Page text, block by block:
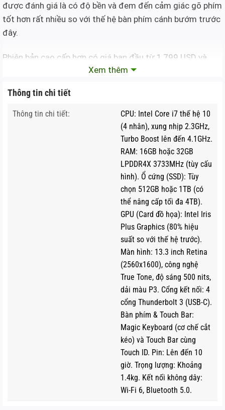
được đánh giá là có độ bền và đem đến cảm giác gõ phím
tốt hơn rất nhiều so với thế hệ bàn phím cánh bướm trước
đây.
Phiên bản cao cấp hơn có giá ban đầu từ 1,799 USD và
được trang bị những bộ xử lý Core i5 và Core i7 thế hệ 10
mới nhất, ổ cứng SSD 512GB, 4 cổng Thunderbolt 3 với
16GB RAM LPDDR4X bus 3.733 MHz, tùy chọn tối đa lên
Người sử dụng có thể nâng cấp thêm cấu hình cho cả 2
phiên bản MacBook Pro 13 inch 2020 tuy vậy Apple cũng
sẽ có một số giới hạn. Điển hình như, bạn không thể bổ
sung bộ nhớ nhanh hơn so phiên bản thấp cấp.
Trong khi đó, khách hàng có thể nâng cấp tối đa cho biến
thể cao cấp MacBook Pro 13 inch cùng bộ xử lý Intel Core
i7 thế hệ 10 xung nhịp 2.3GHz, 32GB RAM LPDDR4X kết
hợp ổ cứng SSD có dung lượng lên tới 4TB.
Xem thêm
Thông tin chi tiết
Thông tin chi tiết:
CPU: Intel Core i7 thế hệ 10
(4 nhân), xung nhịp 2.3GHz,
Turbo Boost lên đến 4.1GHz.
RAM: 16GB hoặc 32GB
LPDDR4X 3733MHz (tùy cấu
hình). Ổ cứng (SSD): Tùy
chọn 512GB hoặc 1TB (có
thể nâng cấp tối đa 4TB).
GPU (Card đồ họa): Intel Iris
Plus Graphics (80% hiệu
suất so với thế hệ trước).
Màn hình: 13.3 inch Retina
(2560x1600), công nghệ
True Tone, độ sáng 500 nits,
dải màu P3. Cổng kết nối: 4
cổng Thunderbolt 3 (USB-C).
Bàn phím & Touch Bar:
Magic Keyboard (cơ chế cắt
kéo) và Touch Bar cùng
Touch ID. Pin: Lên đến 10
giờ. Trọng lượng: Khoảng
1.4kg. Kết nối không dây:
Wi-Fi 6, Bluetooth 5.0.